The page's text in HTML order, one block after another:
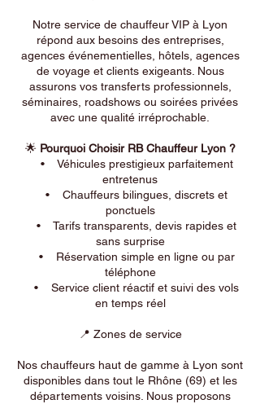
Notre service de chauffeur VIP à Lyon
répond aux besoins des entreprises,
agences événementielles, hôtels, agences
de voyage et clients exigeants. Nous
assurons vos transferts professionnels,
séminaires, roadshows ou soirées privées
avec une qualité irréprochable.
🌟 Pourquoi Choisir RB Chauffeur Lyon ?
• Véhicules prestigieux parfaitement
entretenus
• Chauffeurs bilingues, discrets et
ponctuels
• Tarifs transparents, devis rapides et
sans surprise
• Réservation simple en ligne ou par
téléphone
• Service client réactif et suivi des vols
en temps réel
📍 Zones de service
Nos chauffeurs haut de gamme à Lyon sont
disponibles dans tout le Rhône (69) et les
départements voisins. Nous proposons